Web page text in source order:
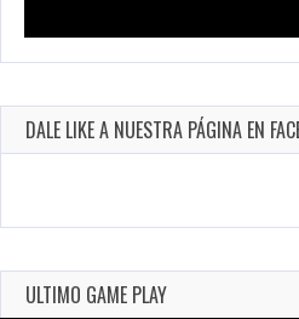
DALE LIKE A NUESTRA PÁGINA EN
ULTIMO GAME PLAY